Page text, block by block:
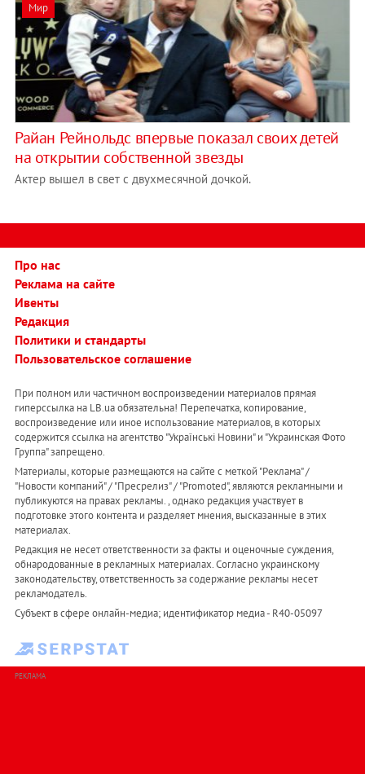
Мир
Райан Рейнольдс впервые показал своих детей
на открытии собственной звезды
Актер вышел в свет с двухмесячной дочкой.
Про нас
Реклама на сайте
Ивенты
Редакция
Политики и стандарты
Пользовательское соглашение
При полном или частичном воспроизведении материалов прямая
гиперссылка на LB.ua обязательна! Перепечатка, копирование,
воспроизведение или иное использование материалов, в которых
содержится ссылка на агентство "Українськi Новини" и "Украинская Фото
Группа" запрещено.
Материалы, которые размещаются на сайте с меткой "Реклама" /
"Новости компаний" / "Пресрелиз" / "Promoted", являются рекламными и
публикуются на правах рекламы. , однако редакция участвует в
подготовке этого контента и разделяет мнения, высказанные в этих
материалах.
Редакция не несет ответственности за факты и оценочные суждения,
обнародованные в рекламных материалах. Согласно украинскому
законодательству, ответственность за содержание рекламы несет
рекламодатель.
Субъект в сфере онлайн-медиа; идентификатор медиа - R40-05097
РЕКЛАМА